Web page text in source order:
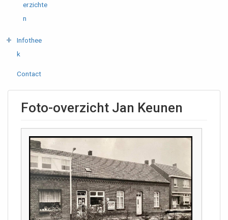
erzichte
n
Infothee
k
Contact
Foto-overzicht Jan Keunen